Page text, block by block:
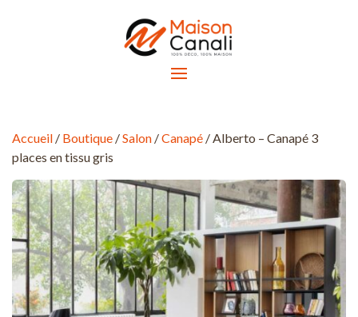
Accueil / Boutique /Salon /Canapé / Alberto – Canapé 3
places en tissu gris